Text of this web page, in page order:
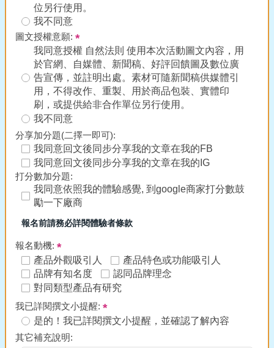
位另行使用。
我不同意
圖文授權意願:
我同意授權 自然法則 使用本次活動圖文內容，用
於官網、自媒體、新聞稿、好評回饋圖及數位廣
告宣傳，並註明出處。素材可隨新聞稿供媒體引
用，不得改作、重製、用於商品包裝、實體印
刷，或提供給非合作單位另行使用。
我不同意
分享加分題(二擇一即可):
我同意回文後同步分享我的文章在我的FB
我同意回文後同步分享我的文章在我的IG
打分數加分題:
我同意依照我的體驗感覺, 到google商家打分數鼓
勵一下廠商
報名前請務必詳閱體驗者條款
報名動機:
產品外觀吸引人
產品特色或功能吸引人
品牌有知名度
認同品牌理念
對同類型產品有研究
我已詳閱撰文小提醒:
是的！我已詳閱撰文小提醒，並確認了解內容
其它補充說明: